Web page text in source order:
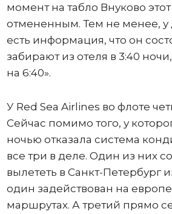
момент на табло Внуково
отмененным. Тем не менее, у
есть информация, что он
забирают из отеля в 3:40
на 6:40».
У Red Sea Airlines во флоте
Сейчас помимо того, у
ночью отказала система
все три в деле. Один из них
вылететь в Санкт-Петербург
один задействован на
маршрутах. А третий прямо